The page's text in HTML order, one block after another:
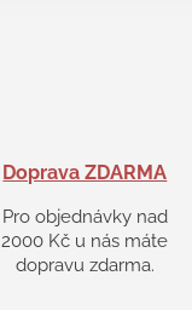
Doprava ZDARMA
Pro objednávky nad
2000 Kč u nás máte
dopravu zdarma.